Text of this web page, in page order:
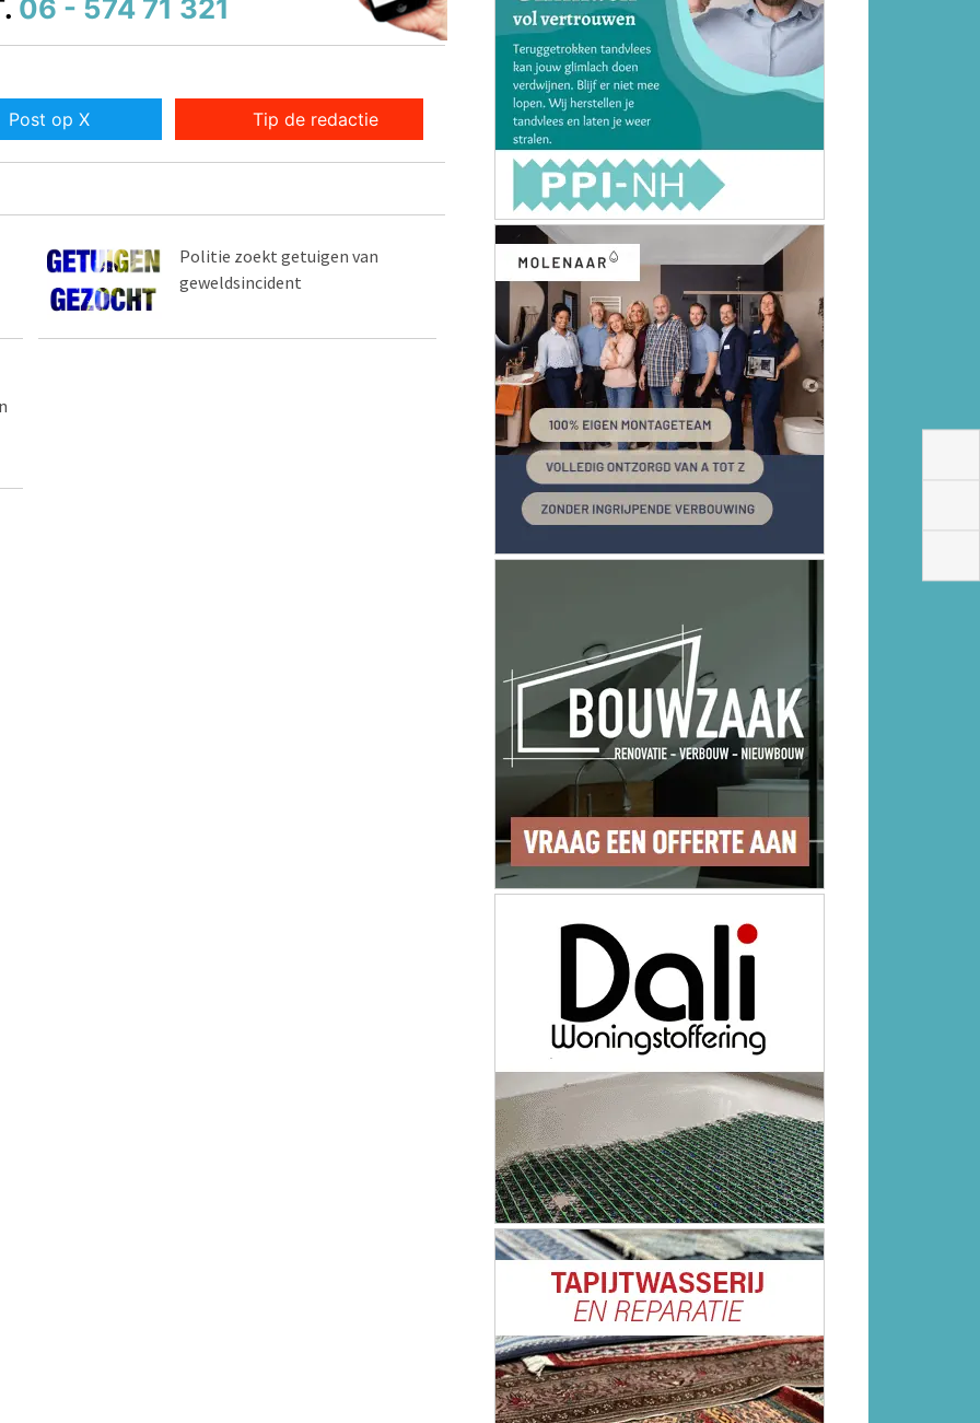
06 - 574 71 321
Post op X Tip de redactie
Politie zoekt getuigen van
geweldsincident